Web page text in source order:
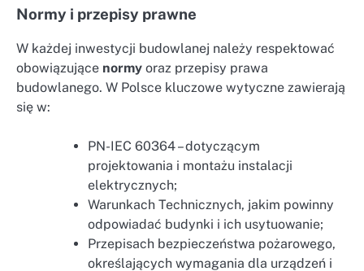
Normy i przepisy prawne
W każdej inwestycji budowlanej należy respektować
obowiązujące normy oraz przepisy prawa
budowlanego. W Polsce kluczowe wytyczne zawierają
się w:
PN-IEC 60364 – dotyczącym
projektowania i montażu instalacji
elektrycznych;
Warunkach Technicznych, jakim powinny
odpowiadać budynki i ich usytuowanie;
Przepisach bezpieczeństwa pożarowego,
określających wymagania dla urządzeń i